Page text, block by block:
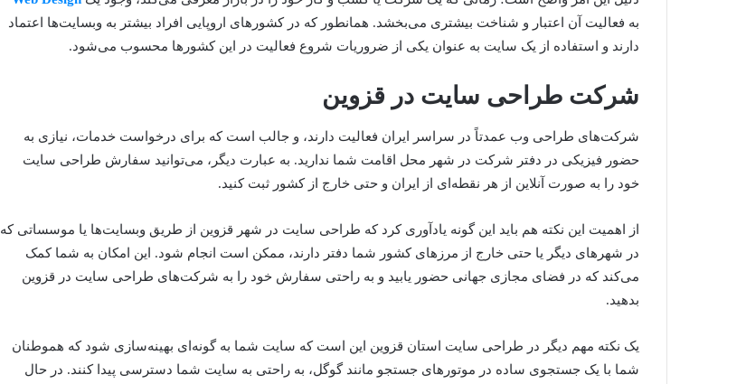
به فعالیت آن اعتبار و شناخت بیشتری می‌بخشد. همانطور که در کشورهای اروپایی افراد بیشتر به وبسایت‌ها اعتماد
دارند و استفاده از یک سایت به عنوان یکی از ضروریات شروع فعالیت در این کشورها محسوب می‌شود.
شرکت طراحی سایت در قزوین
شرکت‌های طراحی وب عمدتاً در سراسر ایران فعالیت دارند، و جالب است که برای درخواست خدمات، نیازی به
حضور فیزیکی در دفتر شرکت در شهر محل اقامت شما ندارید. به عبارت دیگر، می‌توانید سفارش طراحی سایت
خود را به صورت آنلاین از هر نقطه‌ای از ایران و حتی خارج از کشور ثبت کنید.
از اهمیت این نکته هم باید این گونه یادآوری کرد که طراحی سایت در شهر قزوین از طریق وبسایت‌ها یا موسساتی که
در شهرهای دیگر یا حتی خارج از مرزهای کشور شما دفتر دارند، ممکن است انجام شود. این امکان به شما کمک
می‌کند که در فضای مجازی جهانی حضور یابید و به راحتی سفارش خود را به شرکت‌های طراحی سایت در قزوین
بدهید.
یک نکته مهم دیگر در طراحی سایت استان قزوین این است که سایت شما به گونه‌ای بهینه‌سازی شود که هموطنان
شما با یک جستجوی ساده در موتورهای جستجو مانند گوگل، به راحتی به سایت شما دسترسی پیدا کنند. در حال